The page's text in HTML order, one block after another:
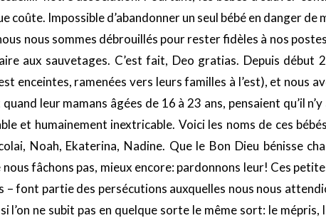
Impossible d’abandonner un seul bébé en danger de
nous sommes débrouillés pour rester fidèles à nos
aux sauvetages. C’est fait, Deo gratias. Depuis début
enceintes, ramenées vers leurs familles à l’est), et nous
leur mamans âgées de 16 à 23 ans, pensaient qu’il
et humainement inextricable. Voici les noms de ces
Noah, Ekaterina, Nadine. Que le Bon Dieu bénisse
fâchons pas, mieux encore: pardonnons leur! Ces
font partie des persécutions auxquelles nous nous
ne subit pas en quelque sorte le même sort: le mépris,